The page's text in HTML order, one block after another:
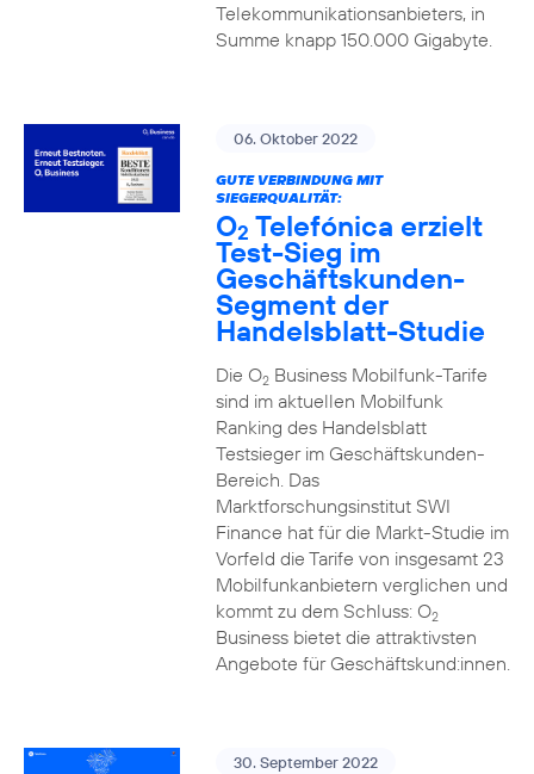
Telekommunikationsanbieters, in
Summe knapp 150.000 Gigabyte.
06. Oktober 2022
GUTE VERBINDUNG MIT
SIEGERQUALITÄT:
O2 Telefónica erzielt
Test-Sieg im
Geschäftskunden-
Segment der
Handelsblatt-Studie
Die O2Business Mobilfunk-Tarife
sind im aktuellen Mobilfunk
Ranking des Handelsblatt
Testsieger im Geschäftskunden-
Bereich. Das
Marktforschungsinstitut SWI
Finance hat für die Markt-Studie im
Vorfeld die Tarife von insgesamt 23
Mobilfunkanbietern verglichen und
kommt zu dem Schluss: O2
Business bietet die attraktivsten
Angebote für Geschäftskund:innen.
30. September 2022